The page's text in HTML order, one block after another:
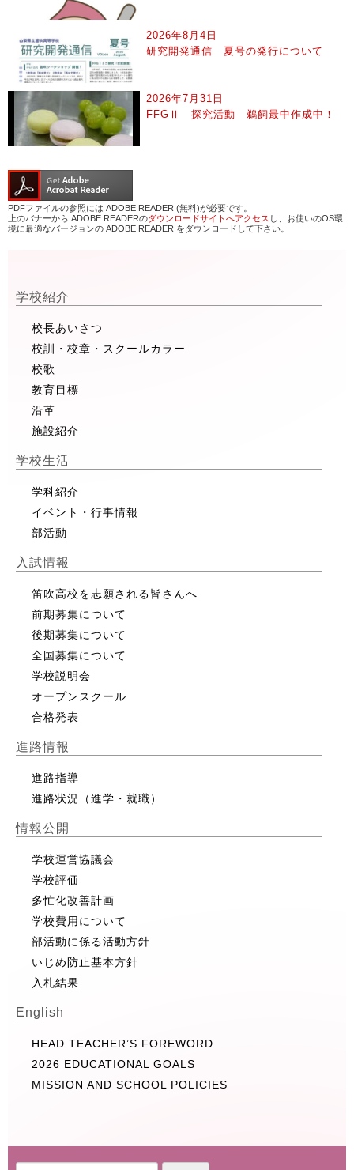
2026年8月4日
研究開発通信 夏号の発行について
2026年7月31日
FFGⅡ 探究活動 鵜飼最中作成中！
PDFファイルの参照には ADOBE READER (無料)が必要です。
上のバナーから ADOBE READERのダウンロードサイトへアクセス し、お使いのOS環
境に最適なバージョンの ADOBE READER をダウンロードして下さい。
学校紹介
校長あいさつ
校訓・校章・スクールカラー
校歌
教育目標
沿革
施設紹介
学校生活
学科紹介
イベント・行事情報
部活動
入試情報
笛吹高校を志願される皆さんへ
前期募集について
後期募集について
全国募集について
学校説明会
オープンスクール
合格発表
進路情報
進路指導
進路状況（進学・就職）
情報公開
学校運営協議会
学校評価
多忙化改善計画
学校費用について
部活動に係る活動方針
いじめ防止基本方針
入札結果
English
HEAD TEACHER’S FOREWORD
2026 EDUCATIONAL GOALS
MISSION AND SCHOOL POLICIES